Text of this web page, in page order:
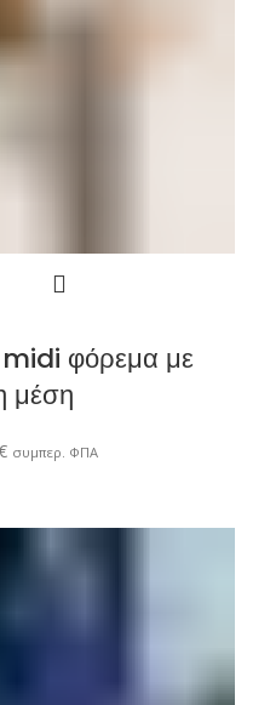
midi φόρεμα με
μέση
συμπερ. ΦΠΑ